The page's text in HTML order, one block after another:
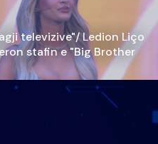
televizive"/ Ledion Liço
stafin e "Big Brother